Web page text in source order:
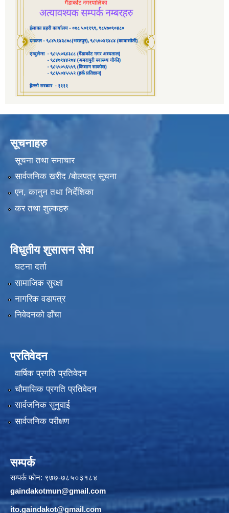
सूचनाहरु
सूचना तथा समाचार
सार्वजनिक खरीद /बोलपत्र सूचना
एन, कानुन तथा निर्देशिका
कर तथा शुल्कहरु
विधुतीय शुसासन सेवा
घटना दर्ता
सामाजिक सुरक्षा
नागरिक वडापत्र
निवेदनको ढाँचा
प्रतिवेदन
वार्षिक प्रगति प्रतिवेदन
चौमासिक प्रगति प्रतिवेदन
सार्वजनिक सुनुवाई
सार्वजनिक परीक्षण
सम्पर्क
सम्पर्क फोन: ९७७-७८५०३१८४
gaindakotmun@gmail.com
ito.gaindakot@gmail.com